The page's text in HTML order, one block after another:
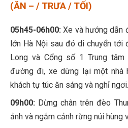
(ĂN – / TRƯA / TỐI)
05h45-06h00: Xe và hướng dẫn
lớn Hà Nội sau đó di chuyển tới
Long và Cổng số 1 Trung tâm
đường đi, xe dừng lại một nhà
khách tự túc ăn sáng và nghỉ ngơi.
09h00: Dừng chân trên đèo
ảnh và ngắm cảnh rừng núi hùng